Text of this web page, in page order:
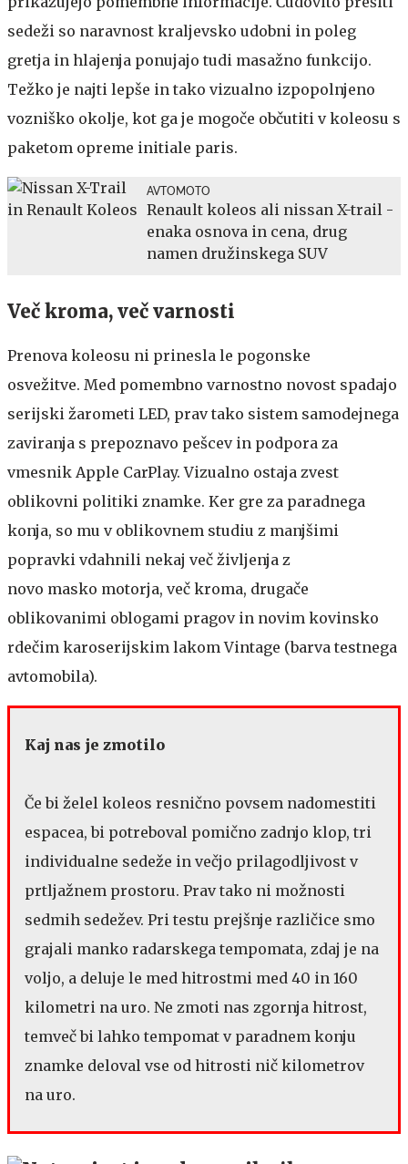
sedeži so naravnost kraljevsko udobni in poleg
gretja in hlajenja ponujajo tudi masažno funkcijo.
Težko je najti lepše in tako vizualno izpopolnjeno
vozniško okolje, kot ga je mogoče občutiti v koleosu s
paketom opreme initiale paris.
AVTOMOTO
Renault koleos ali nissan X-trail -
enaka osnova in cena, drug
namen družinskega SUV
Več kroma, več varnosti
Prenova koleosu ni prinesla le pogonske
osvežitve. Med pomembno varnostno novost spadajo
serijski žarometi LED, prav tako sistem samodejnega
zaviranja s prepoznavo pešcev in podpora za
vmesnik Apple CarPlay. Vizualno ostaja zvest
oblikovni politiki znamke. Ker gre za paradnega
konja, so mu v oblikovnem studiu z manjšimi
popravki vdahnili nekaj več življenja z
novo masko motorja, več kroma, drugače
oblikovanimi oblogami pragov in novim kovinsko
rdečim karoserijskim lakom Vintage (barva testnega
avtomobila).
Kaj nas je zmotilo
Če bi želel koleos resnično povsem nadomestiti
espacea, bi potreboval pomično zadnjo klop, tri
individualne sedeže in večjo prilagodljivost v
prtljažnem prostoru. Prav tako ni možnosti
sedmih sedežev. Pri testu prejšnje različice smo
grajali manko radarskega tempomata, zdaj je na
voljo, a deluje le med hitrostmi med 40 in 160
kilometri na uro. Ne zmoti nas zgornja hitrost,
temveč bi lahko tempomat v paradnem konju
znamke deloval vse od hitrosti nič kilometrov
na uro.